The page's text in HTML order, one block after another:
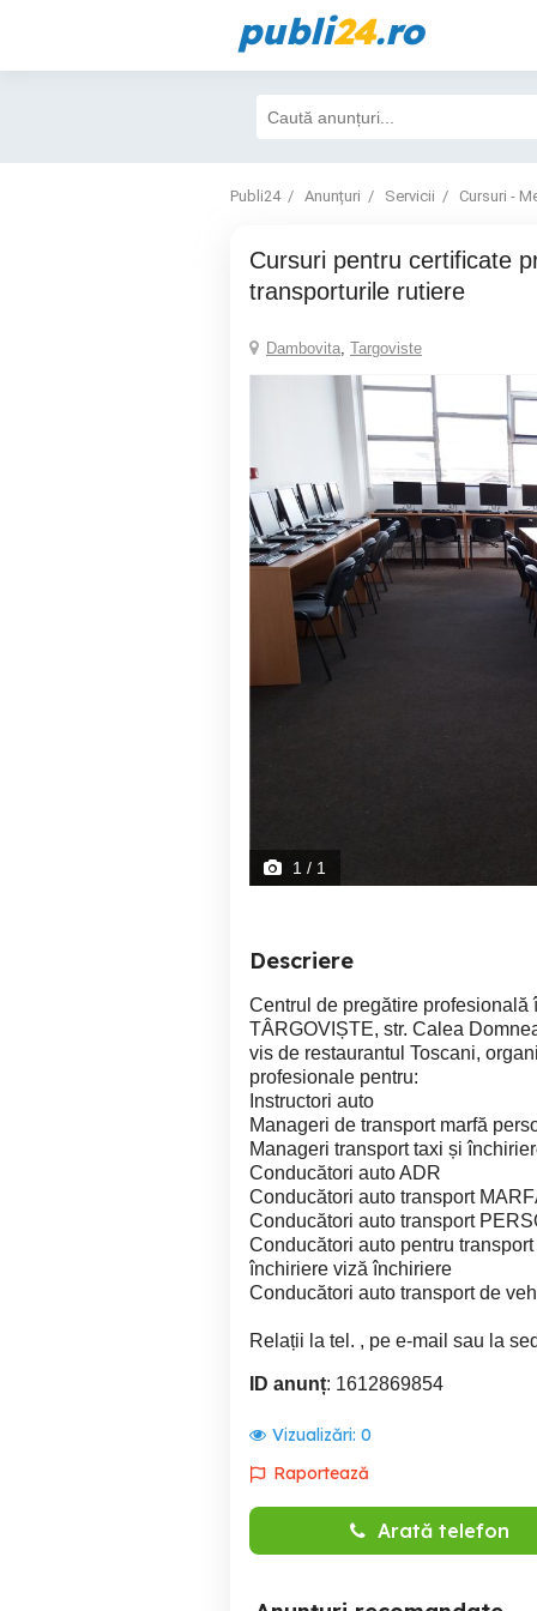
publi24.ro
Publi24 Anunțuri Servicii Cursuri -
Cursuri pentru certificate profesionale în
transporturile rutiere
Dambovita, Targoviste
1 / 1
Descriere
Centrul de pregătire profesională
TÂRGOVIȘTE, str. Calea
vis de restaurantul Toscani,
profesionale pentru:
Instructori auto
Manageri de transport marfă
Manageri transport taxi și
Conducători auto ADR
Conducători auto transport
Conducători auto transport
Conducători auto pentru
închiriere viză închiriere
Conducători auto transport de
Relații la tel. , pe e-mail sau la
ID anunț: 1612869854
Vizualizări: 0
Raportează
Arată telefon